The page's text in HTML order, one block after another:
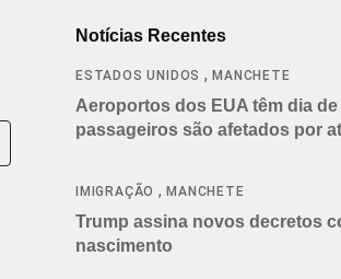
Notícias Recentes
ESTADOS UNIDOS ,MANCHETE
Aeroportos dos EUA têm dia
passageiros são afetados por
IMIGRAÇÃO ,MANCHETE
Trump assina novos decretos
nascimento